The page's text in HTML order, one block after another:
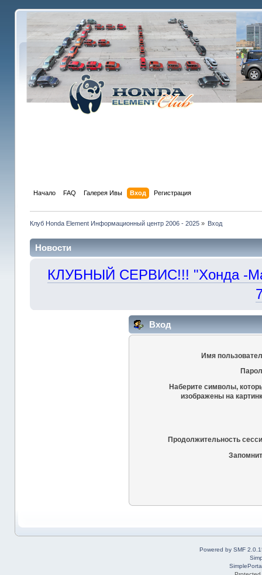
Начало FAQ Галерея Ивы Вход Регистрация
Клуб Honda Element Информационный центр 2006 - 2025» Вход
Новости
КЛУБНЫЙ СЕРВИС!!! "Хонда -
Вход
Имя
Наберите символы,
изображены на
Продолжительность
Powered by SMF